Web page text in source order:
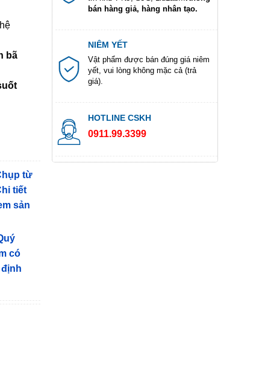
bã
từ
tiết
sản
có
bán hàng giả, hàng nhân tạo.
NIÊM YẾT
Vật phẩm được bán đúng giá niêm
yết, vui lòng không mặc cả (trả
giá).
HOTLINE CSKH
0911.99.3399